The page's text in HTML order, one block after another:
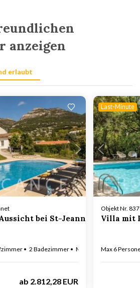
anzeigen
erlaubt
...
bei St-Jeannet
2 Badezimmer Max 1 Hund(e)
ab 2.812,28 EUR
Last-Minute
Objekt Nr.
Villa mit
Max 6